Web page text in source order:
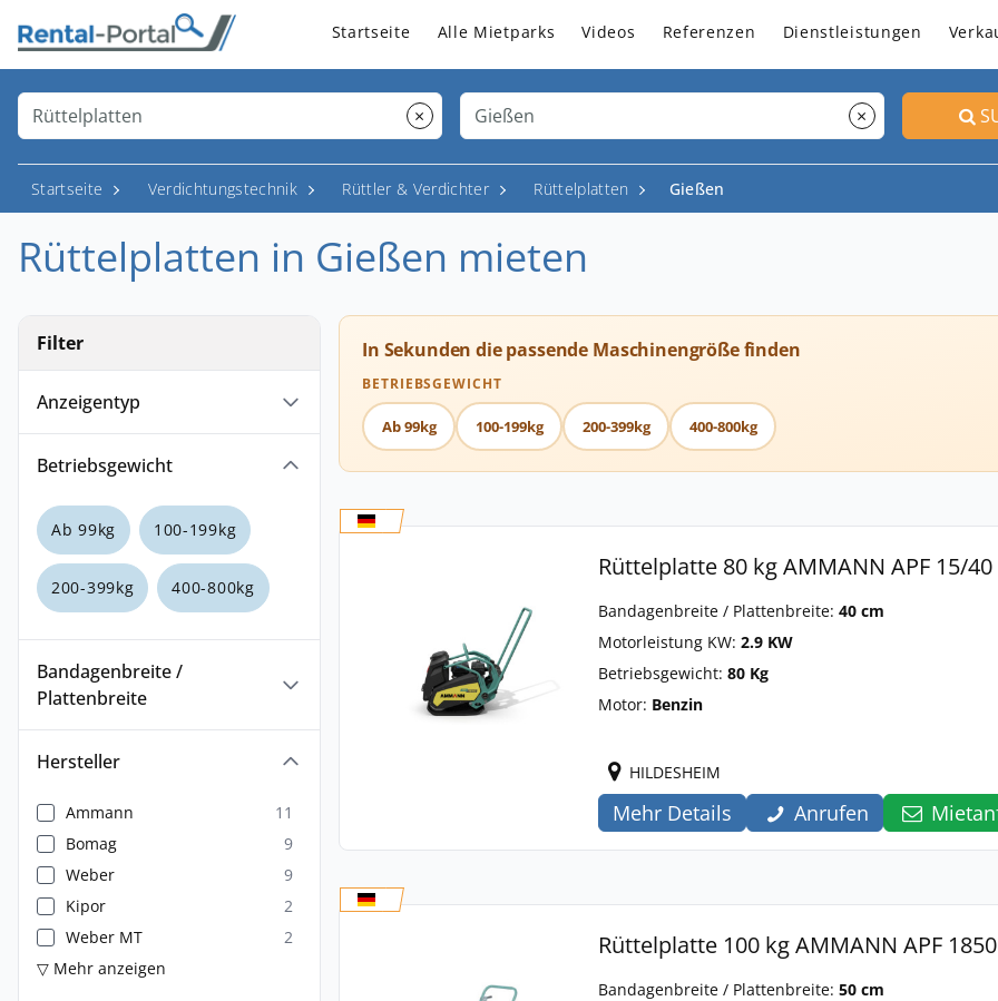
Startseite Alle Mietparks Videos Referenzen Dienstleistungen
× ×
Startseite Verdichtungstechnik Rüttler & Verdichter Rüttelplatten Gießen
Rüttelplatten in Gießen mieten
Filter
Anzeigentyp
Betriebsgewicht
Ab 99kg 100-199kg
200-399kg 400-800kg
Bandagenbreite /
Plattenbreite
Hersteller
Ammann
11
Bomag
9
Weber
9
Kipor
2
Weber MT
2
▽ Mehr anzeigen
In Sekunden die passende Maschinengröße finden
BETRIEBSGEWICHT
Ab 99kg 100-199kg 200-399kg 400-800kg
Rüttelplatte 80 kg AMMANN APF 15/40
Bandagenbreite / Plattenbreite: 40 cm
Motorleistung KW: 2.9 KW
Betriebsgewicht: 80 Kg
Motor: Benzin
HILDESHEIM
Mehr Details Anrufen
Rüttelplatte 100 kg AMMANN APF 1850
Bandagenbreite / Plattenbreite: 50 cm